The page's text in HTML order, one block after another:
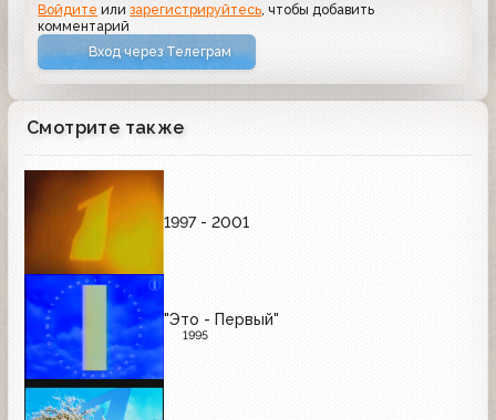
Войдите илизарегистрируйтесь, чтобы добавить
комментарий
Вход через Телеграм
Смотрите также
1997 - 2001
"Это - Первый"
1995